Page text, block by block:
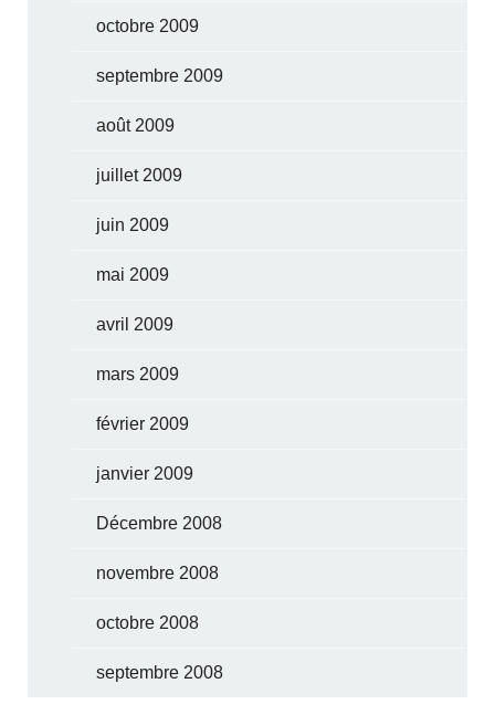
octobre 2009
septembre 2009
août 2009
juillet 2009
juin 2009
mai 2009
avril 2009
mars 2009
février 2009
janvier 2009
Décembre 2008
novembre 2008
octobre 2008
septembre 2008